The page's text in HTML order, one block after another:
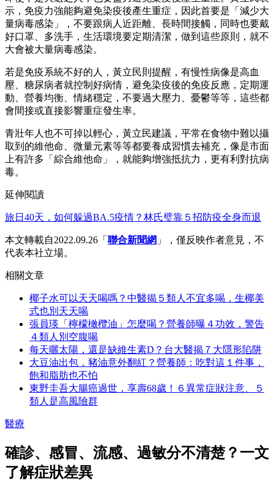
示，免疫力強能夠避免染疫後產生重症，因此首要是「減少大
量病毒感染」，不要跟病人近距離、長時間接觸，同時也要戴
好口罩、多洗手，生活環境要定期清潔，做到這些原則，就不
大會被大量病毒感染。
若是免疫系統不好的人，黃立民則提醒，有慢性病像是高血
壓、糖尿病者就控制好病情，避免染疫後的免疫反應，定期運
動、營養均衡、情緒穩定，不要過大壓力、憂鬱等等，這些都
會間接或直接影響重症發生率。
青壯年人也不可掉以輕心，黃立民建議，平常在食物中難以攝
取到的維他命、微量元素等等都要養成習慣去補充，像是市面
上有許多「綜合維他命」，就能夠增強抵抗力，更有利對抗病
毒。
延伸閱讀
旅日40天，如何躲過BA.5疫情？林氏璧靠５招防疫全身而退
本文轉載自2022.09.26「 聯合新聞網 」，僅反映作者意見，不
代表本社立場。
相關文章
椰子水可以天天喝嗎？中醫揭５類人不宜多喝，生椰美
式也別天天喝
張員瑛「檸檬橄欖油」怎麼喝？營養師曝４功效，警告
４類人別空腹喝
每天曬太陽，還是缺維生素D？台大醫揭７大隱形陷阱
大豆油出包，豬油意外翻紅？營養師：吃對這１件事，
飽和脂肪也不怕
東野圭吾大腸癌過世，享壽68歲！６異常症狀注意、５
類人是高風險群
醫療
確診、感冒、流感、過敏分不清楚？一文
了解症狀差異